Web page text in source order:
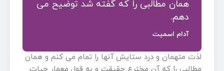
همان مطالبی را که گفته شد توضیح می
دهم.
آدام اسمیت
لذت متهمان و درد ستایش آنها را تمام می کنم و همان